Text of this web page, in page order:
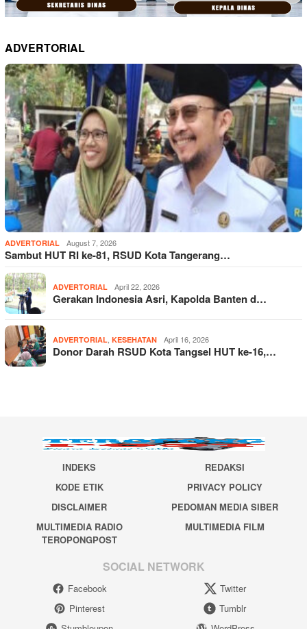
ADVERTORIAL
ADVERTORIAL August 7, 2026
Sambut HUT RI ke-81, RSUD Kota Tangerang…
ADVERTORIAL April 22, 2026
Gerakan Indonesia Asri, Kapolda Banten d…
ADVERTORIAL KESEHATAN April 16, 2026
Donor Darah RSUD Kota Tangsel HUT ke-16,…
INDEKS
REDAKSI
KODE ETIK
PRIVACY POLICY
DISCLAIMER
PEDOMAN MEDIA SIBER
MULTIMEDIA RADIO
TEROPONGPOST
MULTIMEDIA FILM
SOCIAL NETWORK
Facebook
Twitter
Pinterest
Tumblr